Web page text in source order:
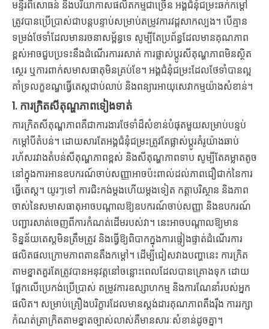
មន្ទីរពិសោធន៍ និងបរិយាកាសផលិតកម្មជាច្រើន អង្គជំនុំជម្រះឆក់កម្ដៅ
ត្រូវបានប្រើប្រាស់ជាបន្តបន្ទាប់សម្រាប់តម្រូវការវដ្តសាកល្បង។ បើគ្មាន
ទម្រង់ថែទាំដែលមានរចនាសម្ព័ន្ធទេ សូម្បីតែប្រព័ន្ធដែលមានគុណភាព
ខ្ពស់អាចជួបប្រទះនឹងដំណើរការរសាត់ ការផ្លាស់ប្តូរសីតុណ្ហភាពមិនស្ថិត
ស្ថេរ ឬការពាក់សមាសធាតុមិនគ្រប់ខែ។ អង្គជំនុំជម្រះដែលថែទាំបានល្អ
គាំទ្រលក្ខខណ្ឌធ្វើតេស្តជាប់លាប់ និងពន្យារអាយុសេវាកម្មយ៉ាងសំខាន់។
1. ការក្រិតសីតុណ្ហភាពទៀងទាត់
ការក្រិតសីតុណ្ហភាពគឺជាការងារថែទាំដ៏សំខាន់បំផុតមួយសម្រាប់បន្ទប់
កម្តៅបីតំបន់។ ដោយសារតែអង្គជំនុំជម្រះត្រូវតែផ្លាស់ប្តូរគំរូយ៉ាងឆាប់
រហ័សរវាងតំបន់សីតុណ្ហភាពខ្ពស់ និងសីតុណ្ហភាពទាប សូម្បីតែគម្លាតតូច
នៅក្នុងការអានឧបករណ៍ចាប់សញ្ញាអាចប៉ះពាល់ដល់ភាពជឿជាក់នៃការ
ធ្វើតេស្ត។ យូរៗទៅ ការជិះកង់ម្តងហើយម្តងទៀត កត្តាបរិស្ថាន និងភាព
ចាស់នៃសមាសធាតុអាចបណ្តាលឱ្យឧបករណ៍ចាប់សញ្ញា និងឧបករណ៍
បញ្ជារសាត់ចេញពីការកំណត់ដើមរបស់វា។ នេះអាចបណ្តាលឱ្យមាន
ទិន្នន័យតេស្តមិនត្រឹមត្រូវ និងធ្វើឱ្យពិបាកក្នុងការផ្ទៀងផ្ទាត់ដំណើរការ
ផលិតផលក្រោមភាពតានតឹងកម្ដៅ។ ដើម្បីជៀសវាងបញ្ហានេះ ការក្រិត
តាមខ្នាតគួរតែត្រូវបានអនុវត្តនៅចន្លោះពេលដែលបានគ្រោងទុក ដោយ
ផ្អែកលើប្រេកង់ប្រើប្រាស់ តម្រូវការឧស្សាហកម្ម និងការណែនាំរបស់អ្នក
ផលិត។ សម្រាប់គ្រឿងបរិក្ខារដែលមានស្តង់ដារគុណភាពតឹងរ៉ឹង ការរក្សា
កំណត់ត្រាក្រិតតាមខ្នាតច្បាស់លាស់គឺមានសារៈសំខាន់ដូចគ្នា។